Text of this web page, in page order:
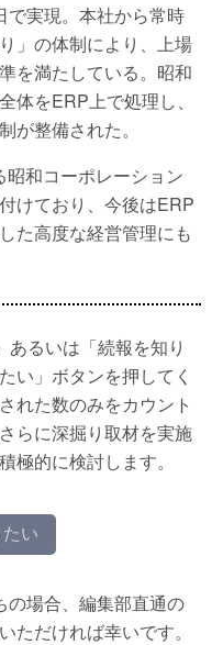
で実現。本社から常時
」の体制により、上場
を満たしている。昭和
体をERP上で処理し、
が整備された。
和コーポレーション
けており、今後はERP
た高度な経営管理にも
るいは「続報を知り
い」ボタンを押してく
れた数のみをカウント
らに深掘り取材を実施
極的に検討します。
い
の場合、編集部直通の
ただければ幸いです。